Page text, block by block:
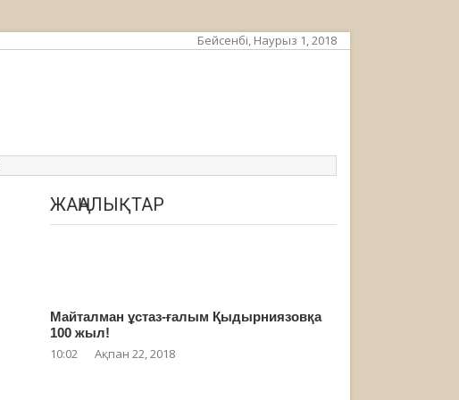
Бейсенбі, Наурыз 1, 2018
ЖАҢАЛЫҚТАР
Майталман ұстаз-ғалым Қыдырниязовқа
100 жыл!
10:02 Ақпан 22, 2018